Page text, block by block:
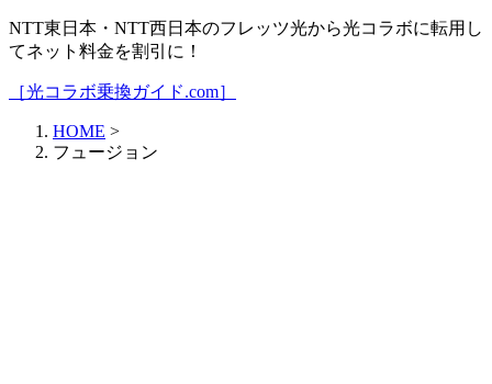
NTT東日本・NTT西日本のフレッツ光から光コラボに転用し
てネット料金を割引に！
［光コラボ乗換ガイド.com］
HOME >
フュージョン